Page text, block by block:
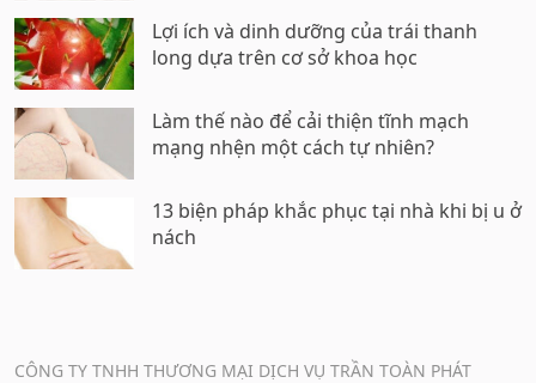
Lợi ích và dinh dưỡng của trái thanh
long dựa trên cơ sở khoa học
Làm thế nào để cải thiện tĩnh mạch
mạng nhện một cách tự nhiên?
13 biện pháp khắc phục tại nhà khi bị u ở
nách
CÔNG TY TNHH THƯƠNG MẠI DỊCH VỤ TRẦN TOÀN PHÁT